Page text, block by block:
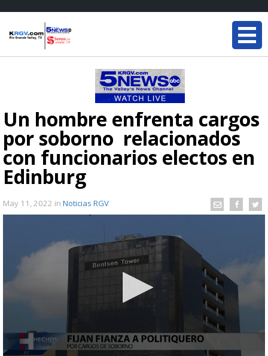
Un hombre enfrenta cargos
por soborno relacionados
con funcionarios electos en
Edinburg
May 11, 2022 in Noticias RGV